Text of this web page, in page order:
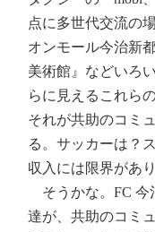
点に多世代交流の
オンモール今治新
美術館』などいろ
らに見えるこれら
それが共助のコミ
る。サッカーは？
収入には限界があ
そうかな。FC 今
達が、共助のコミ